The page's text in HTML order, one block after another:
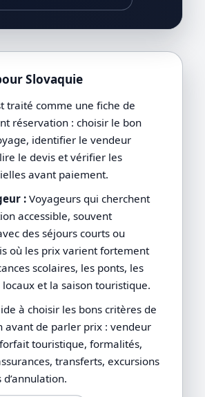
Slovaquie
traité comme une fiche de
réservation : choisir le bon
identifier le vendeur
le devis et vérifier les
avant paiement.
:Voyageurs qui cherchent
accessible, souvent
des séjours courts ou
où les prix varient fortement
scolaires, les ponts, les
et la saison touristique.
à choisir les bons critères de
avant de parler prix : vendeur
touristique, formalités,
transferts, excursions